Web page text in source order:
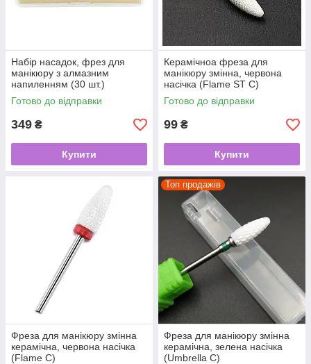
Набір насадок, фрез для
манікюру з алмазним
напиленням (30 шт.)
Готово до відправки
349 ₴
Купити
Керамічноа фреза для
манікюру змінна, червона
насічка (Flame ST С)
Готово до відправки
99 ₴
Купити
Фреза для манікюру змінна
керамічна, червона насічка
(Flame С)
Топ продажів
Фреза для манікюру змінна
керамічна, зелена насічка
(Umbrella С)